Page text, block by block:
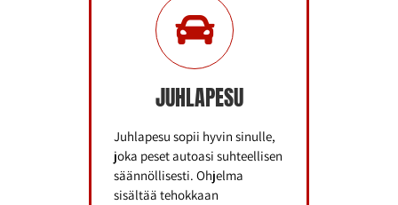
JUHLAPESU
Juhlapesu sopii hyvin sinulle,
joka peset autoasi suhteellisen
säännöllisesti. Ohjelma
sisältää tehokkaan